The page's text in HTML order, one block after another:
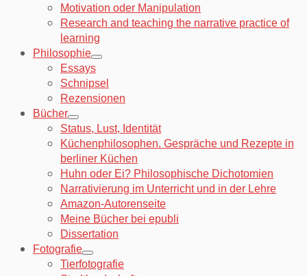
Motivation oder Manipulation
Research and teaching the narrative practice of
learning
Philosophie
Essays
Schnipsel
Rezensionen
Bücher
Status, Lust, Identität
Küchenphilosophen. Gespräche und Rezepte in
berliner Küchen
Huhn oder Ei? Philosophische Dichotomien
Narrativierung im Unterricht und in der Lehre
Amazon-Autorenseite
Meine Bücher bei epubli
Dissertation
Fotografie
Tierfotografie